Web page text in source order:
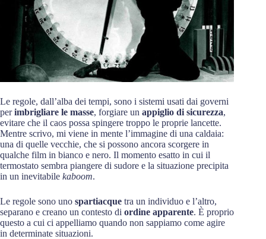
Le regole, dall’alba dei tempi, sono i sistemi usati dai governi
perimbrigliare le masse, forgiare un appiglio di sicurezza,
evitare che il caos possa spingere troppo le proprie lancette.
Mentre scrivo, mi viene in mente l’immagine di una caldaia:
una di quelle vecchie, che si possono ancora scorgere in
qualche film in bianco e nero. Il momento esatto in cui il
termostato sembra piangere di sudore e la situazione precipita
in un inevitabile kaboom.
Le regole sono uno spartiacque tra un individuo e l’altro,
separano e creano un contesto di ordine apparente. È proprio
questo a cui ci appelliamo quando non sappiamo come agire
in determinate situazioni.